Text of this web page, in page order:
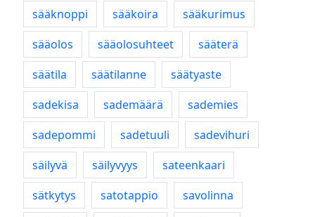
sääknoppi
sääkoira
sääkurimus
sääolos
sääolosuhteet
sääterä
säätila
säätilanne
säätyaste
sadekisa
sademäärä
sademies
sadepommi
sadetuuli
sadevihuri
säilyvä
säilyvyys
sateenkaari
sätkytys
satotappio
savolinna